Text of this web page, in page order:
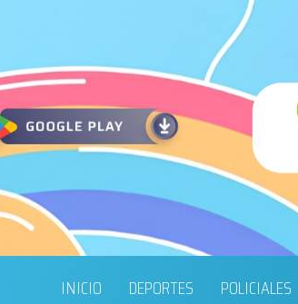
INICIO DEPORTES POLICIALES